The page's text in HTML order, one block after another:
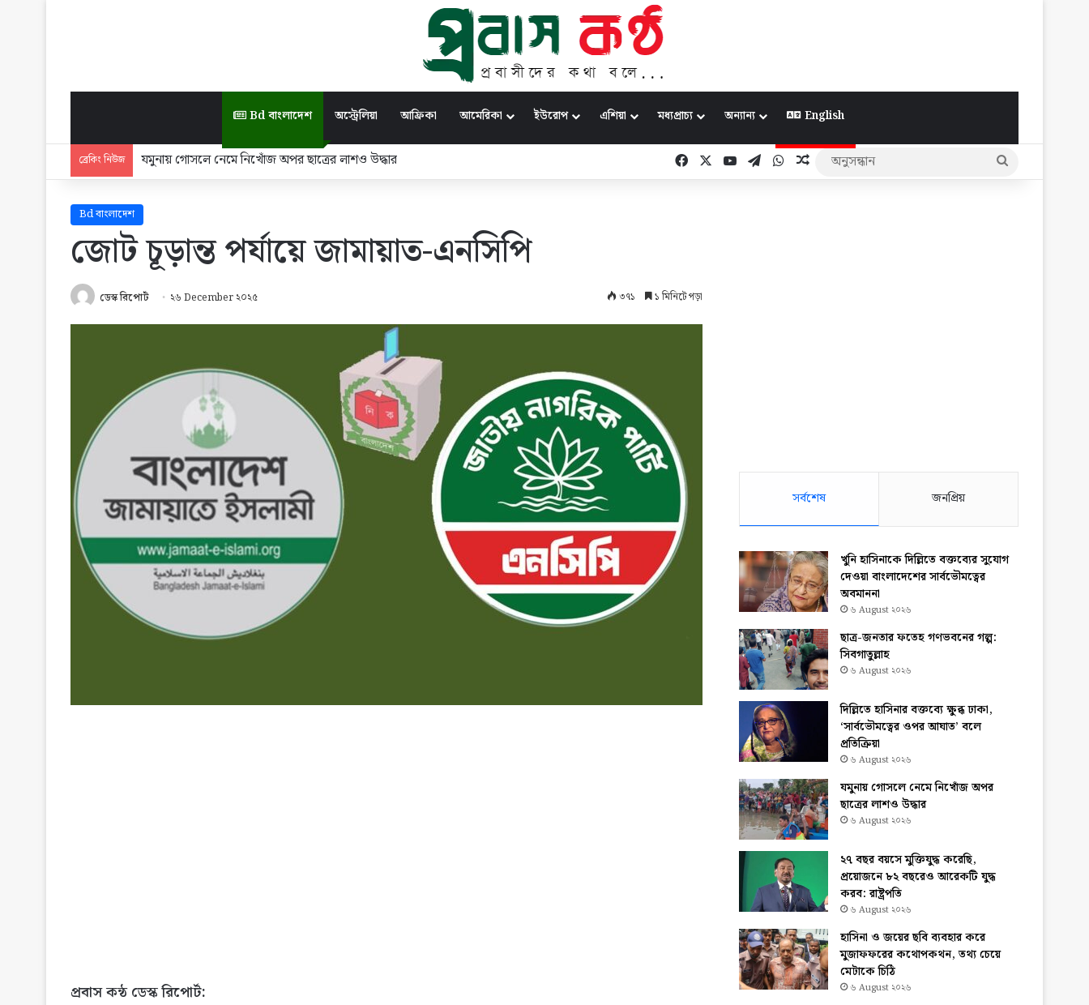
Bd বাংলাদেশ অস্ট্রেলিয়া আফ্রিকা আমেরিকা ইউরোপ এশিয়া মধ্যপ্রাচ্য অন্যান্য English
ব্রেকিং নিউজ ২৭ বছর বয়সে মুক্তিযুদ্ধ করেছি, প্রয়োজনে ৮২ বছরেও আরেকটি যুদ্ধ করব: রাষ্ট্রপতি Facebook YouTubeTelegramWhatsApp
Random Article
Bd বাংলাদেশ
জোট চূড়ান্ত পর্যায়ে জামায়াত-এনসিপি
ডেস্ক রিপোর্ট ২৬ December ২০২৫ ৩৭১ ১ মিনিটে পড়া
প্রবাস কন্ঠ ডেস্ক রিপোর্ট:
সর্বশেষ জনপ্রিয়
খুনি হাসিনাকে দিল্লিতে বক্তব্যের সুযোগ
দেওয়া বাংলাদেশের সার্বভৌমত্বের
অবমাননা
৬ August ২০২৬
ছাত্র-জনতার ফতেহ গণভবনের গল্প:
সিবগাতুল্লাহ
৬ August ২০২৬
দিল্লিতে হাসিনার বক্তব্যে ক্ষুব্ধ ঢাকা,
‘সার্বভৌমত্বের ওপর আঘাত’ বলে
প্রতিক্রিয়া
৬ August ২০২৬
যমুনায় গোসলে নেমে নিখোঁজ অপর
ছাত্রের লাশও উদ্ধার
৬ August ২০২৬
২৭ বছর বয়সে মুক্তিযুদ্ধ করেছি,
প্রয়োজনে ৮২ বছরেও আরেকটি যুদ্ধ
করব: রাষ্ট্রপতি
৬ August ২০২৬
হাসিনা ও জয়ের ছবি ব্যবহার করে
মুজাফফরের কথোপকথন, তথ্য চেয়ে
মেটাকে চিঠি
৬ August ২০২৬